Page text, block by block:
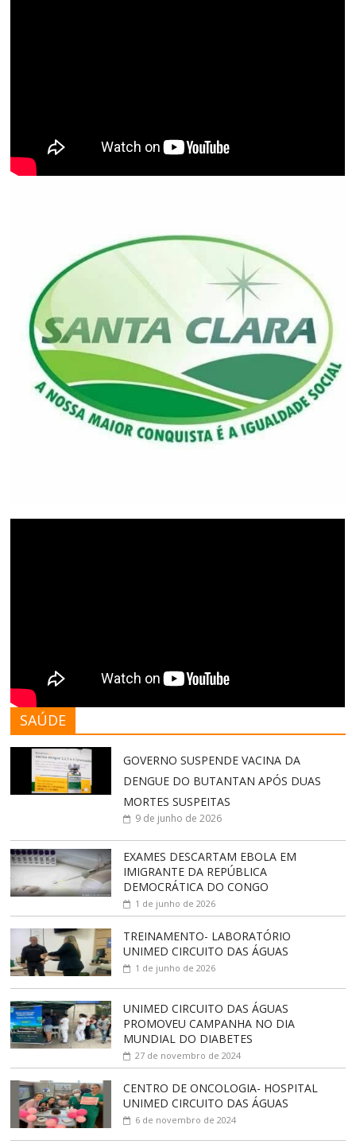
SAÚDE
GOVERNO SUSPENDE VACINA DA
DENGUE DO BUTANTAN APÓS DUAS
MORTES SUSPEITAS
9 de junho de 2026
EXAMES DESCARTAM EBOLA EM
IMIGRANTE DA REPÚBLICA
DEMOCRÁTICA DO CONGO
1 de junho de 2026
TREINAMENTO- LABORATÓRIO
UNIMED CIRCUITO DAS ÁGUAS
1 de junho de 2026
UNIMED CIRCUITO DAS ÁGUAS
PROMOVEU CAMPANHA NO DIA
MUNDIAL DO DIABETES
27 de novembro de 2024
CENTRO DE ONCOLOGIA- HOSPITAL
UNIMED CIRCUITO DAS ÁGUAS
6 de novembro de 2024